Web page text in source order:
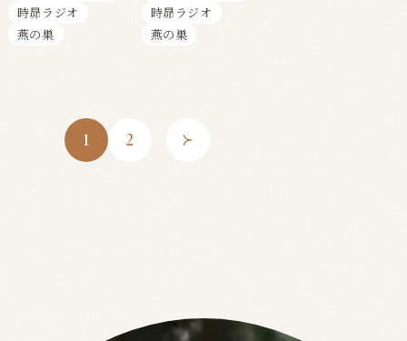
育て哲学
時昴ラジオ
燕の巣
行者”アナツバ
メのリズムと哲
時昴ラジオ
燕の巣
1 2